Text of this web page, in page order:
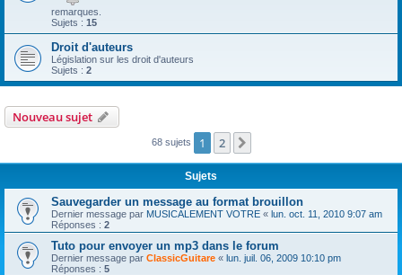
remarques.
Sujets : 15
Droit d'auteurs
Législation sur les droit d'auteurs
Sujets : 2
Nouveau sujet
68 sujets 1 2
Sujets
Sauvegarder un message au format brouillon
Dernier message par MUSICALEMENT VOTRE « lun. oct. 11, 2010 9:07 am
Réponses : 2
Tuto pour envoyer un mp3 dans le forum
Dernier message par ClassicGuitare « lun. juil. 06, 2009 10:10 pm
Réponses : 5